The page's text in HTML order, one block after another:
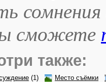
сможете
также:
(1) Место съёмки